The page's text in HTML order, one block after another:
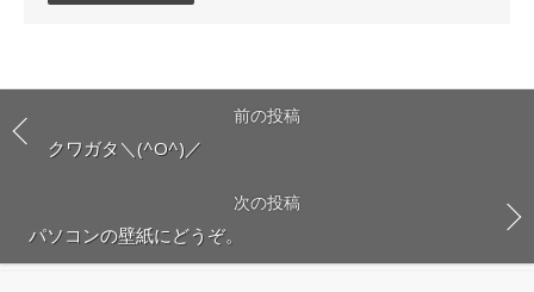
る
前の投稿
クワガタ＼(^O^)／
次の投稿
パソコンの壁紙にどうぞ。